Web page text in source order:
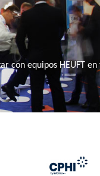
con equipos HEUFT